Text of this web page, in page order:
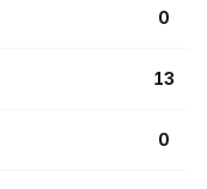
0
13
0